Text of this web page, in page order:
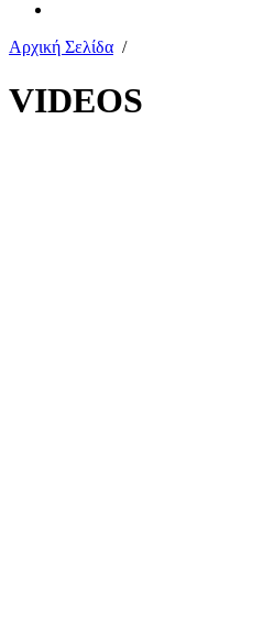
Αρχική Σελίδα /
VIDEOS